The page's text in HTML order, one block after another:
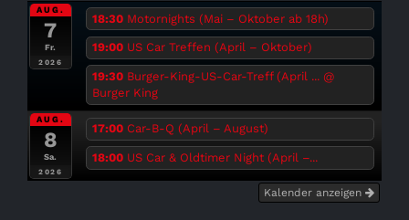
AUG.
7
Fr.
2026
18:30 Motornights (Mai – Oktober ab 18h)
19:00 US Car Treffen (April – Oktober)
19:30 Burger-King-US-Car-Treff (April ... @
Burger King
AUG.
8
Sa.
2026
17:00 Car-B-Q (April – August)
18:00 US Car & Oldtimer Night (April –...
Kalender anzeigen